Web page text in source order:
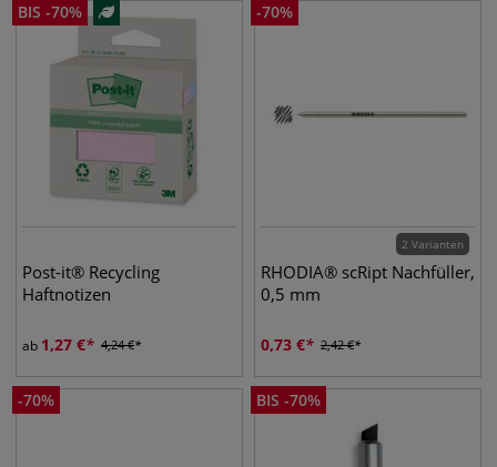
BIS -70%
Post-it® Recycling
Haftnotizen
ab 1,27 € 4,24€
-70%
2 Varianten
RHODIA® scRipt Nachfüller,
0,5 mm
0,73 € 2,42€
-70% BIS -70%